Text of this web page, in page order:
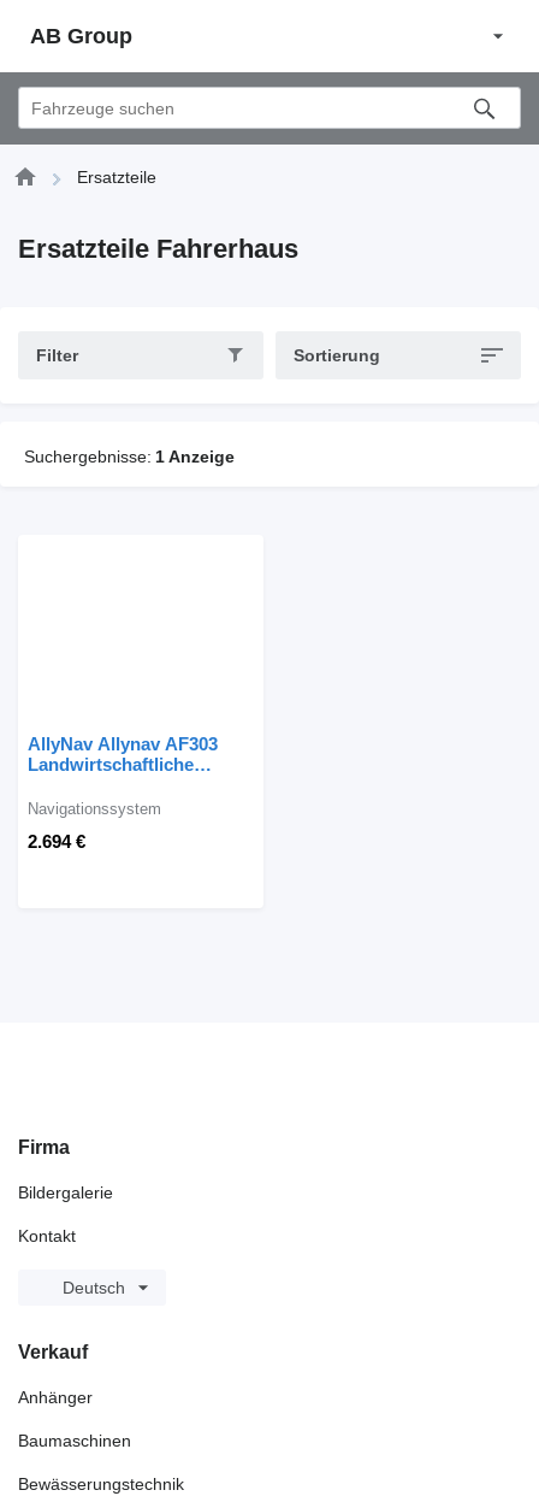
AB Group
Ersatzteile
Ersatzteile Fahrerhaus
Filter Sortierung
Suchergebnisse: 1 Anzeige
AllyNav Allynav AF303
Landwirtschaftliche
Navigationssystem
2.694 €
Navigationssystem
Firma
Bildergalerie
Kontakt
Deutsch
Verkauf
Anhänger
Baumaschinen
Bewässerungstechnik